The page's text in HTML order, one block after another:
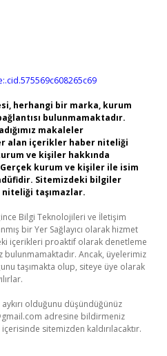
herhangi bir marka, kurum
bulunmamaktadır.
makaleler
alan içerikler haber niteliği
ve kişiler hakkında
kurum ve kişiler ile isim
Sitemizdeki bilgiler
taşımazlar.
Bilgi Teknolojileri ve İletişim
bir Yer Sağlayıcı olarak hizmet
içerikleri proaktif olarak denetleme
bulunmamaktadır. Ancak, üyelerimiz
taşımakta olup, siteye üye olarak
olduğunu düşündüğünüz
adresine bildirmeniz
sitemizden kaldırılacaktır.